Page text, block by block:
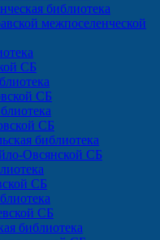
библиотека
межпоселенческой
СБ
СБ
СБ
библиотека
Овсянской СБ
СБ
СБ
библиотека